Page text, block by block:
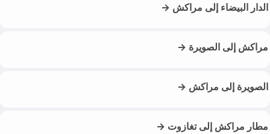
الدار البيضاء إلى مراكش →
مراكش إلى الصويرة →
الصويرة إلى مراكش →
مطار مراكش إلى تغازوت →